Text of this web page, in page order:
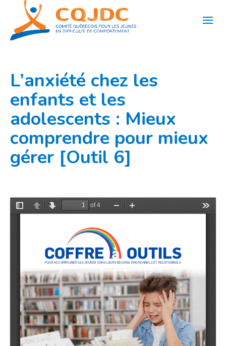
contenu
L’anxiété chez les
enfants et les
adolescents : Mieux
comprendre pour mieux
gérer [Outil 6]